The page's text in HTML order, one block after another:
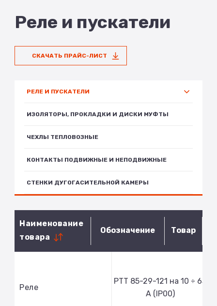
Реле и пускатели
СКАЧАТЬ ПРАЙС-ЛИСТ
РЕЛЕ И ПУСКАТЕЛИ
ИЗОЛЯТОРЫ, ПРОКЛАДКИ И ДИСКИ МУФТЫ
ЧЕХЛЫ ТЕПЛОВОЗНЫЕ
КОНТАКТЫ ПОДВИЖНЫЕ И НЕПОДВИЖНЫЕ
СТЕНКИ ДУГОГАСИТЕЛЬНОЙ КАМЕРЫ
Наименование
товара
Обозначение Товар
Реле
РТТ 85-29-121 на 10 ÷ 63
А (IP00)